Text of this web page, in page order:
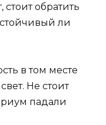
обратить
ли
в том месте
Не стоит
падали